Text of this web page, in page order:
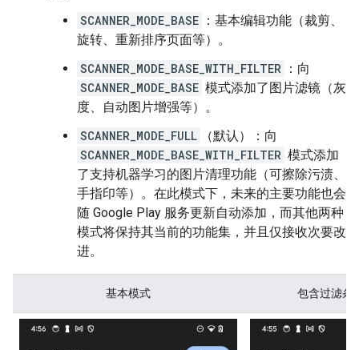
SCANNER_MODE_BASE ：基本编辑功能（裁剪、
旋转、重新排序页面等）。
SCANNER_MODE_BASE_WITH_FILTER
：向
SCANNER_MODE_BASE 模式添加了图片滤镜（灰
度、自动图片增强等）。
SCANNER_MODE_FULL
（默认）：向
SCANNER_MODE_BASE_WITH_FILTER 模式添加
了支持机器学习的图片清理功能（可擦除污渍、
手指印等）。在此模式下，未来的主要功能也会
随 Google Play 服务更新自动添加，而其他两种
模式将保持其当前的功能集，并且仅接收次要改
进。
基本模式 包含过滤条